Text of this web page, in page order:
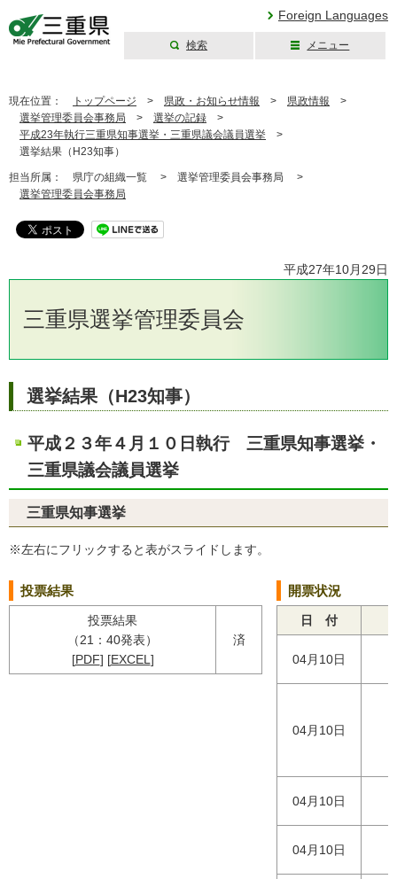
Foreign Languages
検索 メニュー
現在位置： トップページ > 県政・お知らせ情報 > 県政情報 >
選挙管理委員会事務局 > 選挙の記録 >
平成23年執行三重県知事選挙・三重県議会議員選挙 >
選挙結果（H23知事）
担当所属： 県庁の組織一覧 > 選挙管理委員会事務局 >
選挙管理委員会事務局
平成27年10月29日
三重県選挙管理委員会
選挙結果（H23知事）
平成２３年４月１０日執行 三重県知事選挙・
三重県議会議員選挙
三重県知事選挙
※左右にフリックすると表がスライドします。
投票結果
投票結果
（21：40発表）
[PDF] [EXCEL ]
済
開票状況
日 付
04月10日
04月10日
04月10日
04月10日